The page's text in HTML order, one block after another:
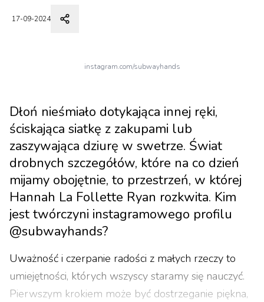
17-09-2024
instagram.com/subwayhands
Dłoń nieśmiało dotykająca innej ręki,
ściskająca siatkę z zakupami lub
zaszywająca dziurę w swetrze. Świat
drobnych szczegółów, które na co dzień
mijamy obojętnie, to przestrzeń, w której
Hannah La Follette Ryan rozkwita. Kim
jest twórczyni instagramowego profilu
@subwayhands?
Uważność i czerpanie radości z małych rzeczy to
umiejętności, których wszyscy staramy się nauczyć.
Pierwszym krokiem może być dostrzeganie piękna,